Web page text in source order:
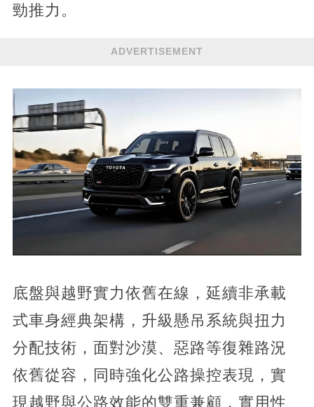
勁推力。
ADVERTISEMENT
底盤與越野實力依舊在線，延續非承載
式車身經典架構，升級懸吊系統與扭力
分配技術，面對沙漠、惡路等復雜路況
依舊從容，同時強化公路操控表現，實
現越野與公路效能的雙重兼顧，實用性